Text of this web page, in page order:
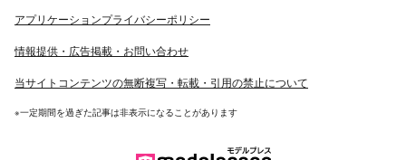
アプリケーションプライバシーポリシー
情報提供・広告掲載・お問い合わせ
当サイトコンテンツの無断複写・転載・引用の禁止について
※一定期間を過ぎた記事は非表示になることがあります